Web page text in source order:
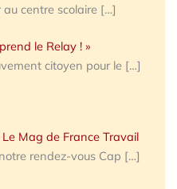
centre scolaire […]
le Relay ! »
citoyen pour le […]
Le Mag de France Travail
rendez-vous Cap […]